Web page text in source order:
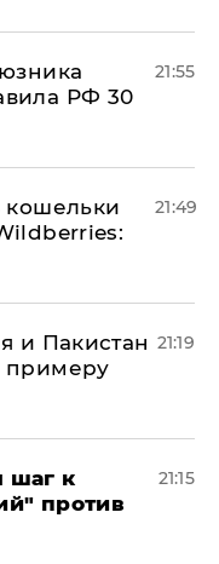
РФ 30
21:55
кошельки
21:49
и Пакистан
примеру
21:19
шаг к
против
21:15